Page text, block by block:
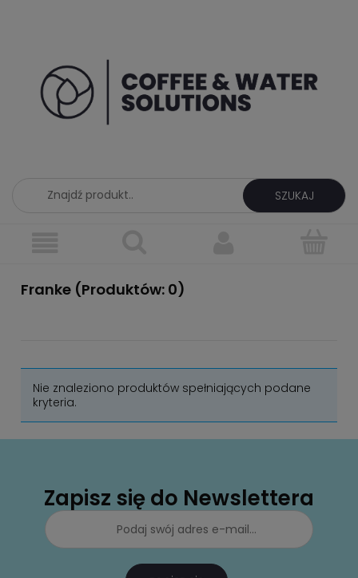
SZUKAJ
Franke (Produktów: 0)
Nie znaleziono produktów spełniających podane
kryteria.
Zapisz się do Newslettera